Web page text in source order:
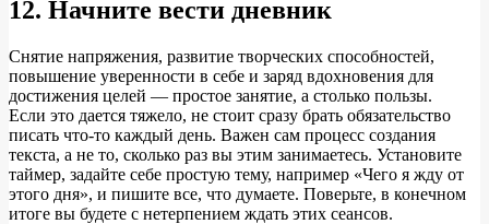
12. Начните вести дневник
Снятие напряжения, развитие творческих способностей,
повышение уверенности в себе и заряд вдохновения для
достижения целей — простое занятие, а столько пользы.
Если это дается тяжело, не стоит сразу брать обязательство
писать что-то каждый день. Важен сам процесс создания
текста, а не то, сколько раз вы этим занимаетесь. Установите
таймер, задайте себе простую тему, например «Чего я жду от
этого дня», и пишите все, что думаете. Поверьте, в конечном
итоге вы будете с нетерпением ждать этих сеансов.